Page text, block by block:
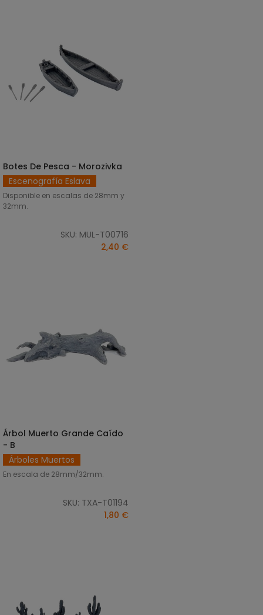
SELECCIONAR OPCIONES
Botes De Pesca - Morozivka
Escenografía Eslava
Disponible en escalas de 28mm y
32mm.
SKU: MUL-T00716
2,40 €
SELECCIONAR OPCIONES
Árbol Muerto Grande Caído
- B
Árboles Muertos
En escala de 28mm/32mm.
SKU: TXA-T01194
1,80 €